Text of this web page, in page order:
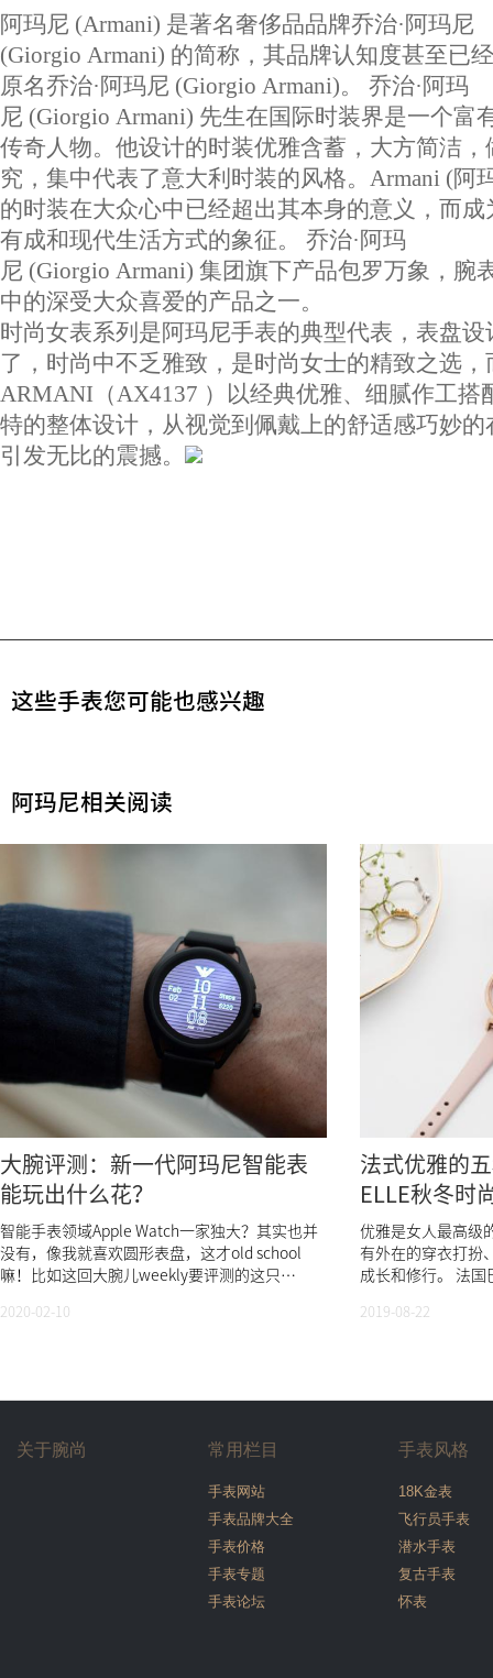
阿玛尼 (Armani) 是著名奢侈品品牌乔治·阿玛尼
(Giorgio Armani) 的简称，其品牌认知度甚至已
原名乔治·阿玛尼 (Giorgio Armani)。 乔治·阿玛
尼 (Giorgio Armani) 先生在国际时装界是一个富
传奇人物。他设计的时装优雅含蓄，大方简洁，
究，集中代表了意大利时装的风格。Armani (阿
的时装在大众心中已经超出其本身的意义，而成
有成和现代生活方式的象征。 乔治·阿玛
尼 (Giorgio Armani) 集团旗下产品包罗万象，腕
中的深受大众喜爱的产品之一。
时尚女表系列是阿玛尼手表的典型代表，表盘设
了，时尚中不乏雅致，是时尚女士的精致之选，
ARMANI（AX4137 ）以经典优雅、细腻作工搭
特的整体设计，从视觉到佩戴上的舒适感巧妙的
引发无比的震撼。
这些手表您可能也感兴趣
阿玛尼相关阅读
大腕评测：新一代阿玛尼智能表
能玩出什么花？
智能手表领域Apple Watch一家独大？其实也并
没有，像我就喜欢圆形表盘，这才old school
嘛！比如这回大腕儿weekly要评测的这只
2020-02-10
法式优雅的
ELLE秋冬时
优雅是女人最高级
有外在的穿衣打扮
成长和修行。 法
2019-08-22
关于腕尚 常用栏目
手表网站
手表品牌大全
手表价格
手表专题
手表论坛
手表风格
18K金表
飞行员手表
潜水手表
复古手表
怀表